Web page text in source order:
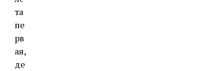
та
пе
рв
ая,
де